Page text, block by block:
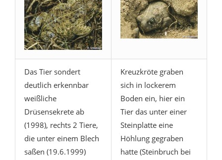
Das Tier sondert
deutlich erkennbar
weißliche
Drüsensekrete ab
(1998), rechts 2 Tiere,
die unter einem Blech
saßen (19.6.1999)
Kreuzkröte graben
sich in lockerem
Boden ein, hier ein
Tier das unter einer
Steinplatte eine
Höhlung gegraben
hatte (Steinbruch bei